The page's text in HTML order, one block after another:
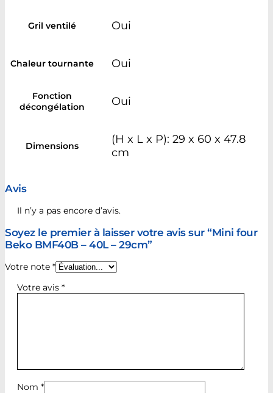
Gril ventilé Oui
Chaleur tournante Oui
Fonction
décongélation
Oui
Dimensions
(H x L x P): 29 x 60 x 47.8
cm
Avis
Il n’y a pas encore d’avis.
Soyez le premier à laisser votre avis sur “Mini four
Beko BMF40B – 40L – 29cm”
Votre note *
Votre avis *
Nom *